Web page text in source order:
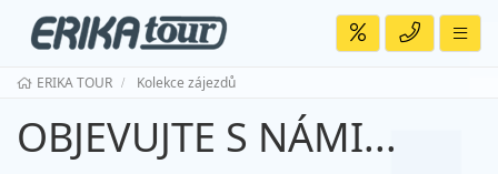
ERIKA TOUR Kolekce zájezdů
OBJEVUJTE S NÁMI...